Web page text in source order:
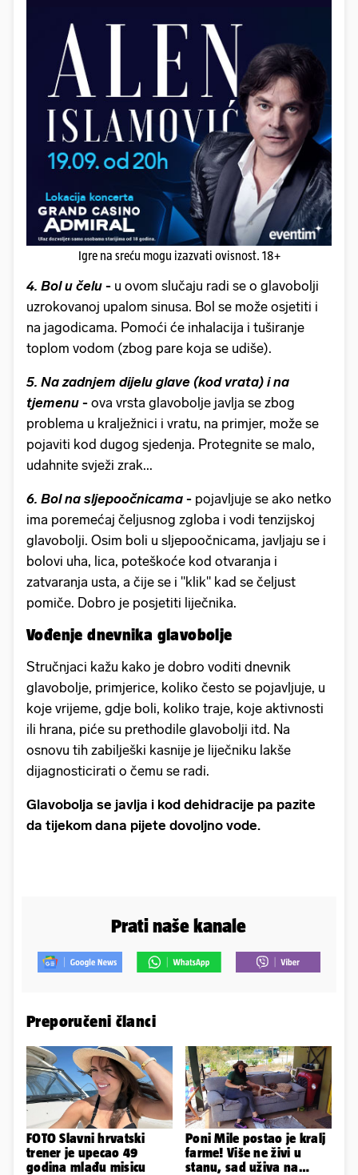
Igre na sreću mogu izazvati ovisnost. 18+
4. Bol u čelu - u ovom slučaju radi se o glavobolji
uzrokovanoj upalom sinusa. Bol se može osjetiti i
na jagodicama. Pomoći će inhalacija i tuširanje
toplom vodom (zbog pare koja se udiše).
5. Na zadnjem dijelu glave (kod vrata) i na
tjemenu - ova vrsta glavobolje javlja se zbog
problema u kralježnici i vratu, na primjer, može se
pojaviti kod dugog sjedenja. Protegnite se malo,
udahnite svježi zrak...
6. Bol na sljepoočnicama - pojavljuje se ako netko
ima poremećaj čeljusnog zgloba i vodi tenzijskoj
glavobolji. Osim boli u sljepoočnicama, javljaju se i
bolovi uha, lica, poteškoće kod otvaranja i
zatvaranja usta, a čije se i "klik" kad se čeljust
pomiče. Dobro je posjetiti liječnika.
Vođenje dnevnika glavobolje
Stručnjaci kažu kako je dobro voditi dnevnik
glavobolje, primjerice, koliko često se pojavljuje, u
koje vrijeme, gdje boli, koliko traje, koje aktivnosti
ili hrana, piće su prethodile glavobolji itd. Na
osnovu tih zabilješki kasnije je liječniku lakše
dijagnosticirati o čemu se radi.
Glavobolja se javlja i kod dehidracije pa pazite
da tijekom dana pijete dovoljno vode.
Prati naše kanale
Preporučeni članci
FOTO Slavni hrvatski
trener je upecao 49
godina mlađu misicu
Poni Mile postao je kralj
farme! Više ne živi u
stanu, sad uživa na